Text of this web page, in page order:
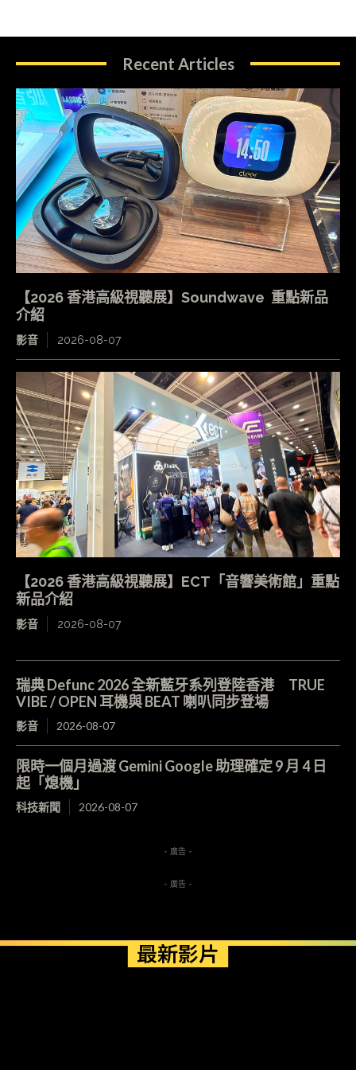
Recent Articles
【2026 香港高級視聽展】Soundwave 重點新品
介紹
影音 2026-08-07
【2026 香港高級視聽展】ECT「音響美術館」重點
新品介紹
影音 2026-08-07
瑞典 Defunc 2026 全新藍牙系列登陸香港 TRUE
VIBE / OPEN 耳機與 BEAT 喇叭同步登場
影音 2026-08-07
限時一個月過渡 Gemini Google 助理確定 9 月 4 日
起「熄機」
科技新聞 2026-08-07
- 廣告 -
- 廣告 -
最新影片